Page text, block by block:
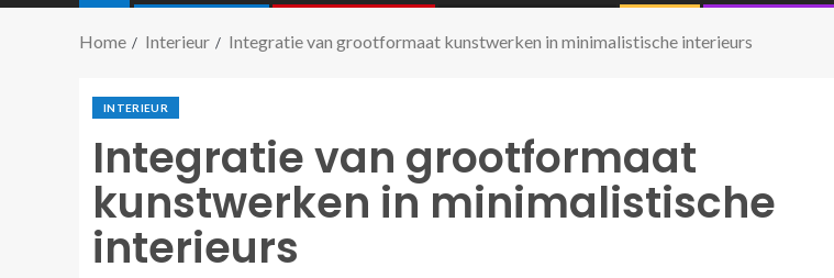
Home Interieur Integratie van grootformaat kunstwerken in minimalistische interieurs
INTERIEUR
Integratie van grootformaat
kunstwerken in minimalistische
interieurs